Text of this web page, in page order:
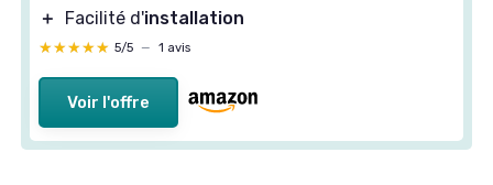
＋
Facilité d'installation
★★★★★
★★★★★ 5/5 — 1 avis
Voir l'offre